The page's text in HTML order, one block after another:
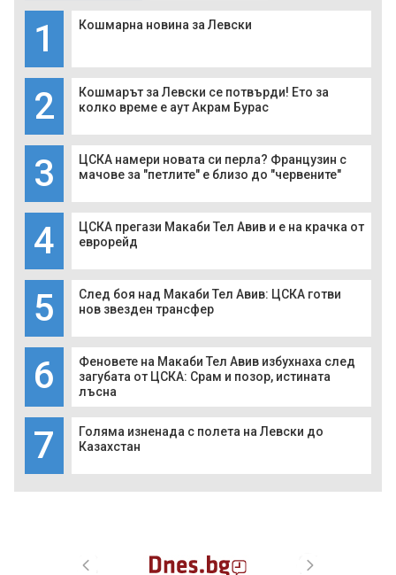
1 Кошмарна новина за Левски
2
Кошмарът за Левски се потвърди! Ето за
колко време е аут Акрам Бурас
3
ЦСКА намери новата си перла? Французин с
мачове за "петлите" е близо до "червените"
4
ЦСКА прегази Макаби Тел Авив и е на крачка от
еврорейд
5
След боя над Макаби Тел Авив: ЦСКА готви
нов звезден трансфер
6
Феновете на Макаби Тел Авив избухнаха след
загубата от ЦСКА: Срам и позор, истината
лъсна
7
Голяма изненада с полета на Левски до
Казахстан